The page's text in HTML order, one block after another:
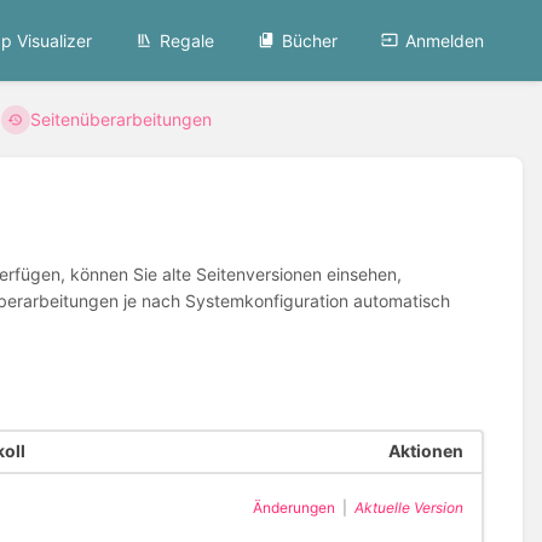
Visualizer Regale Bücher Anmelden
Seitenüberarbeitungen
können Sie alte Seitenversionen einsehen,
je nach Systemkonfiguration automatisch
Aktionen
Änderungen Aktuelle Version